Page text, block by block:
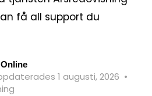
få all support du
1 augusti, 2026 •